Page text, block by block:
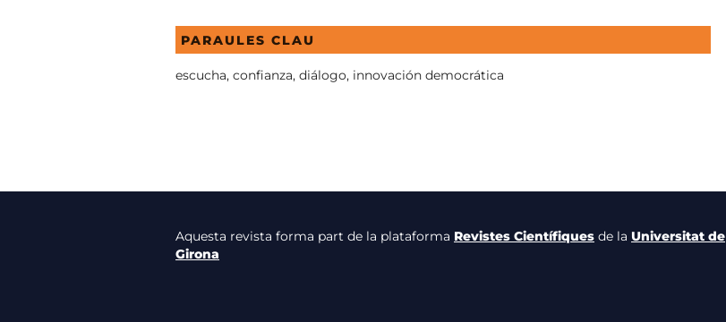
PARAULES CLAU
escucha, confianza, diálogo, innovación democrática
Aquesta revista forma part de la plataforma Revistes Científiques de la Universitat de
Girona